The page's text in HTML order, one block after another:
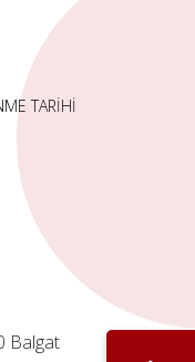
TARİHİ
Balgat